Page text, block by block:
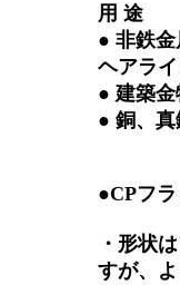
用 途
● 非鉄
ヘアラ
● 建築
● 銅、真
●CPフ
・形状
すが、